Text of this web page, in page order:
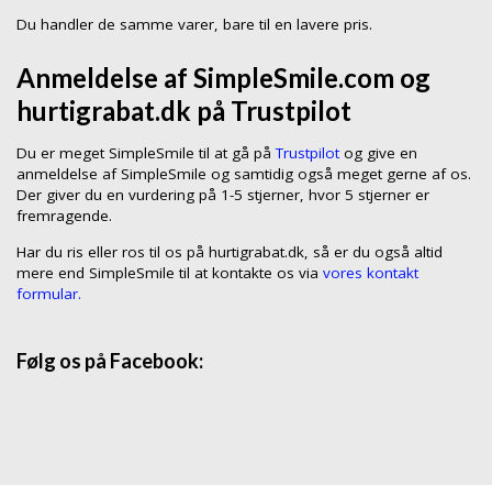
Du handler de samme varer, bare til en lavere pris.
Anmeldelse af SimpleSmile.com og
hurtigrabat.dk på Trustpilot
Du er meget SimpleSmile til at gå påTrustpilotog give en
anmeldelse af SimpleSmile og samtidig også meget gerne af os.
Der giver du en vurdering på 1-5 stjerner, hvor 5 stjerner er
fremragende.
Har du ris eller ros til os på hurtigrabat.dk, så er du også altid
mere end SimpleSmile til at kontakte os via vores kontakt
formular.
Følg os på Facebook: